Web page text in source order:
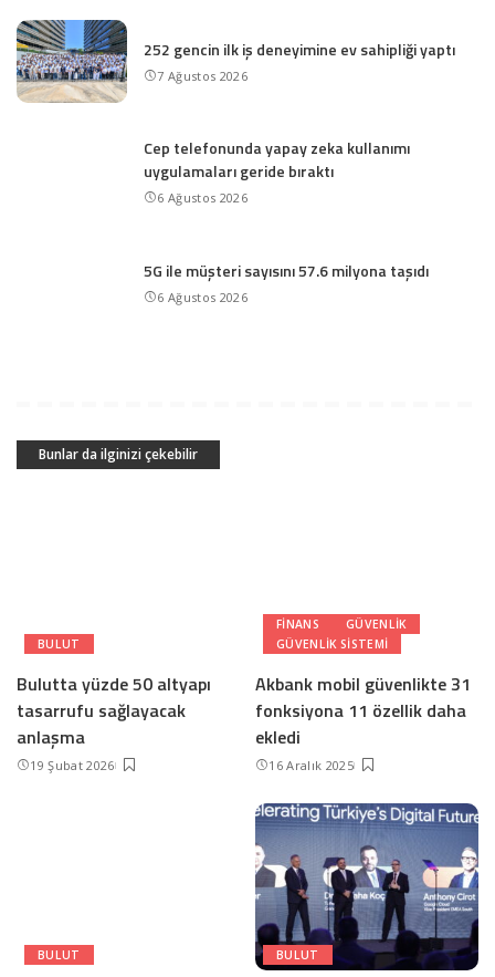
252 gencin ilk iş deneyimine ev sahipliği yaptı
7 Ağustos 2026
Cep telefonunda yapay zeka kullanımı
uygulamaları geride bıraktı
6 Ağustos 2026
5G ile müşteri sayısını 57.6 milyona taşıdı
6 Ağustos 2026
Bunlar da ilginizi çekebilir
BULUT
Bulutta yüzde 50 altyapı
tasarrufu sağlayacak
anlaşma
19 Şubat 2026
FINANS
GÜVENLIK
GÜVENLIK SISTEMI
Akbank mobil güvenlikte 31
fonksiyona 11 özellik daha
ekledi
16 Aralık 2025
BULUT BULUT